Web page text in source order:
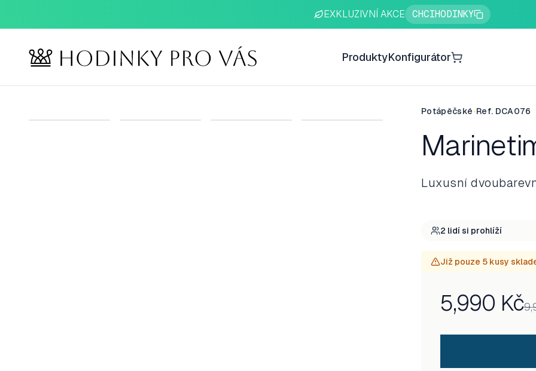
EXKLUZIVNÍ AKCE CHCIHODINKY
ProduktyKonfigurátorCart
Potápěčské•Ref. DCA076
Luxusní
2 lidí si prohlíží
Již pouze 5 kusy
5,990 Kč